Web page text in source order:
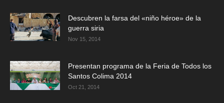
Descubren la farsa del «niño héroe» de la
guerra siria
Nov 15, 2014
Presentan programa de la Feria de Todos los
Santos Colima 2014
Oct 21, 2014